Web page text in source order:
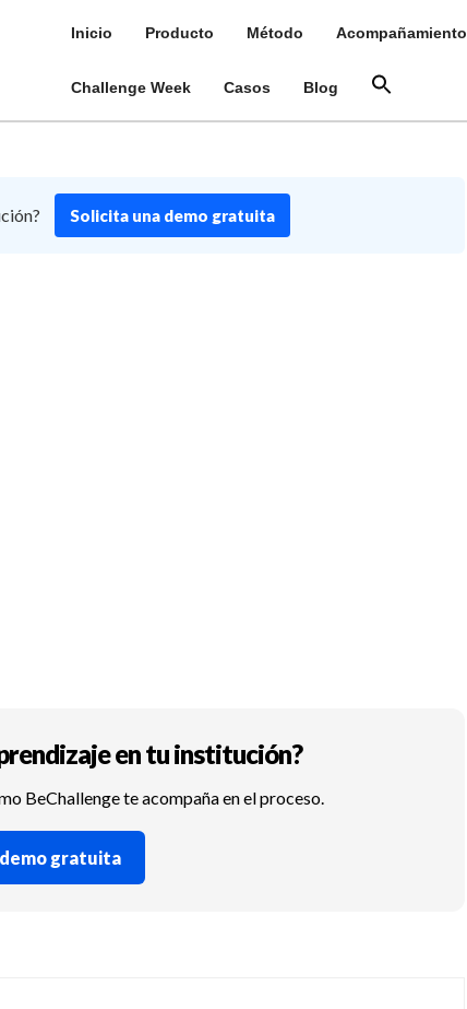
Inicio Producto Método Acompañamiento
Challenge Week Casos Blog
Solicita una demo gratuita
en tu institución?
BeChallenge te acompaña en el proceso.
gratuita